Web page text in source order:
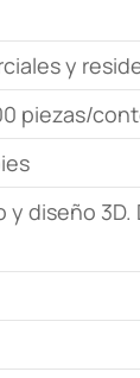
y
piezas/
y diseño 3D.